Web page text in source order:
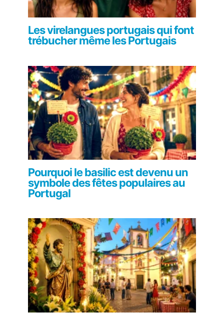
Les virelangues portugais qui font
trébucher même les Portugais
Pourquoi le basilic est devenu un
symbole des fêtes populaires au
Portugal